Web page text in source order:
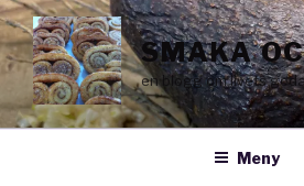
Hoppa
till
innehåll
SMAKA
en blogg om livets
Meny